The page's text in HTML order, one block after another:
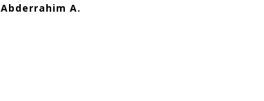
Abderrahim A.